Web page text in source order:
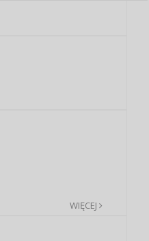
WIĘCEJ
podczas zakładania
dobrowolna i można ją w